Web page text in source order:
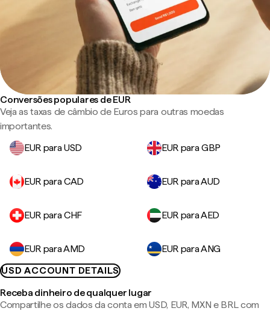
Conversões populares de EUR
Veja as taxas de câmbio de Euros para outras moedas
importantes.
EUR para USD
EUR para GBP
EUR para CAD EUR para AUD
EUR para CHF EUR para AED
EUR para AMD
EUR para ANG
USD ACCOUNT DETAILS
Receba dinheiro de qualquer lugar
Compartilhe os dados da conta em USD, EUR, MXN e BRL com